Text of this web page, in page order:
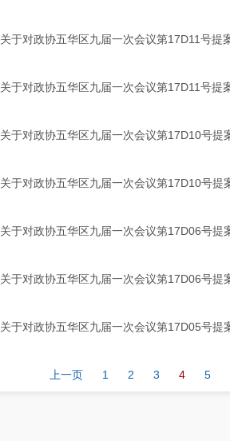
关于对政协五华区九届一次会议第17D11号提
关于对政协五华区九届一次会议第17D11号提
关于对政协五华区九届一次会议第17D10号提
关于对政协五华区九届一次会议第17D10号提
关于对政协五华区九届一次会议第17D06号提
关于对政协五华区九届一次会议第17D06号提
关于对政协五华区九届一次会议第17D05号提
上一页 1 2 3 4 5